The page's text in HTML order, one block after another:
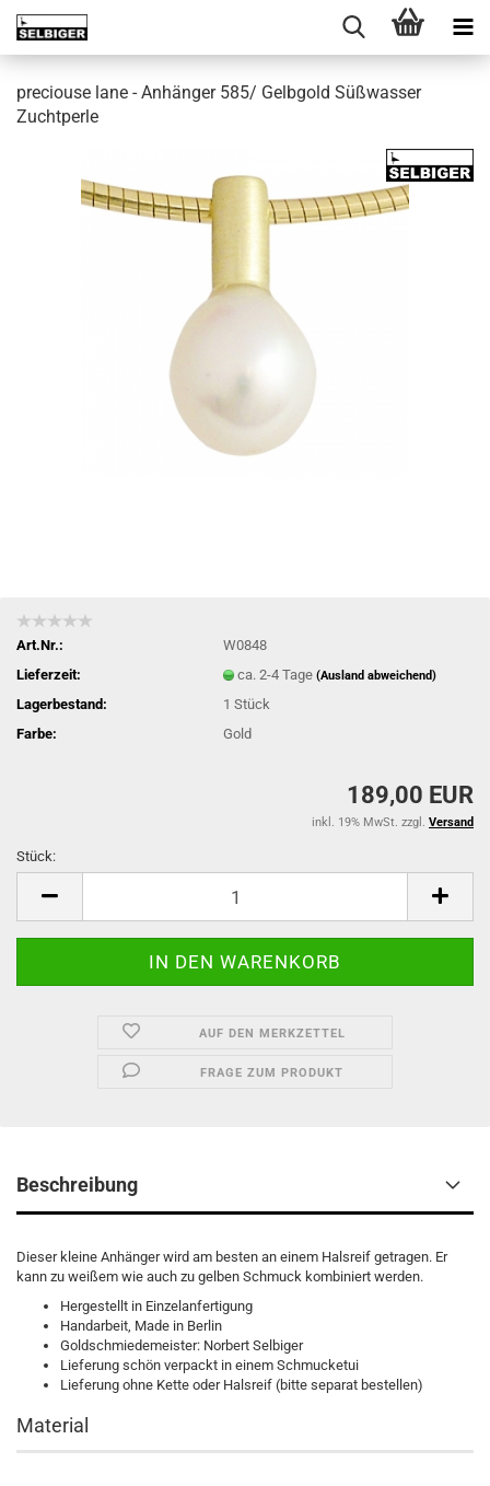
preciouse lane - Anhänger 585/ Gelbgold Süßwasser
Zuchtperle
Art.Nr.:
W0848
Lieferzeit:
ca. 2-4 Tage(Ausland abweichend)
Lagerbestand: 1Stück
Farbe:
Gold
189,00 EUR
inkl. 19% MwSt. zzgl. Versand
Stück:
AUF DEN MERKZETTEL
FRAGE ZUM PRODUKT
Beschreibung
Dieser kleine Anhänger wird am besten an einem Halsreif getragen. Er
kann zu weißem wie auch zu gelben Schmuck kombiniert werden.
Hergestellt in Einzelanfertigung
Handarbeit, Made in Berlin
Goldschmiedemeister: Norbert Selbiger
Lieferung schön verpackt in einem Schmucketui
Lieferung ohne Kette oder Halsreif (bitte separat bestellen)
Material